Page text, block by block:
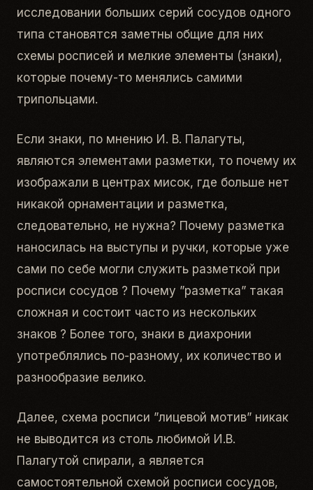
исследовании больших серий сосудов одного
типа становятся заметны общие для них
схемы росписей и мелкие элементы (знаки),
которые почему-то менялись самими
трипольцами.
Если знаки, по мнению И. В. Палагуты,
являются элементами разметки, то почему их
изображали в центрах мисок, где больше нет
никакой орнаментации и разметка,
следовательно, не нужна? Почему разметка
наносилась на выступы и ручки, которые уже
сами по себе могли служить разметкой при
росписи сосудов ? Почему ”разметка” такая
сложная и состоит часто из нескольких
знаков ? Более того, знаки в диахронии
употреблялись по-разному, их количество и
разнообразие велико.
Далее, cхема росписи ”лицевой мотив” никак
не выводится из столь любимой И.В.
Палагутой спирали, а является
самостоятельной схемой росписи сосудов,